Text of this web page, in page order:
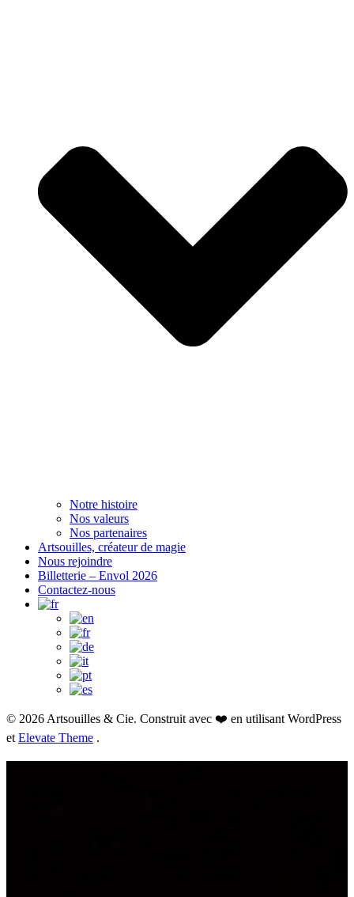
Notre histoire
Nos valeurs
Nos partenaires
Artsouilles, créateur de magie
Nous rejoindre
Billetterie – Envol 2026
Contactez-nous
© 2026 Artsouilles & Cie. Construit avec ❤️ en utilisant WordPress
et Elevate Theme .